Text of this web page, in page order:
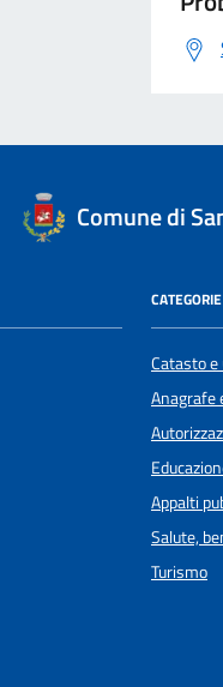
Comune di
Catasto
Anagrafe
Appalti
Salute,
Turismo